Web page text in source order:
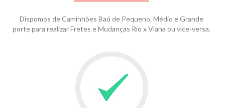
Dispomos de Caminhões Baú de Pequeno, Médio e Grande
porte para realizar Fretes e Mudanças Rio x Viana ou vice-versa.